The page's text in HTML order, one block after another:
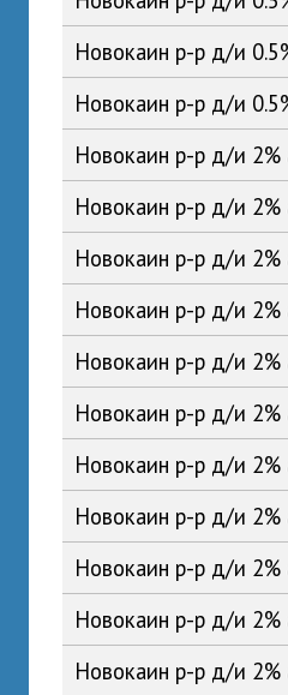
Новокаин р-р д/и
Новокаин р-р д/и
Новокаин р-р д/и
Новокаин р-р д/и
Новокаин р-р д/и
Новокаин р-р д/и
Новокаин р-р д/и
Новокаин р-р д/и
Новокаин р-р д/и
Новокаин р-р д/и
Новокаин р-р д/и
Новокаин р-р д/и
Новокаин р-р д/и